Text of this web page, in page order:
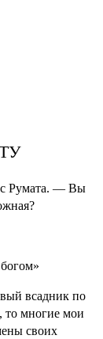
Румата. — Вы
всадник по
то многие мои
своих